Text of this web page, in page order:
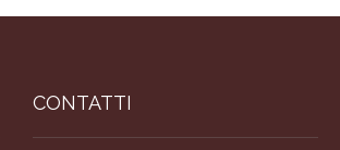
CONTATTI